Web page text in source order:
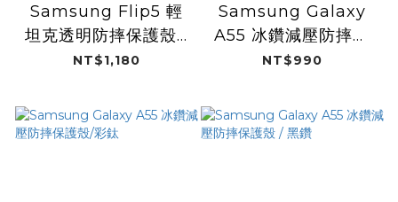
Samsung Flip5 輕
坦克透明防摔保護殼 /
薰紫
NT$1,180
Samsung Galaxy
A55 冰鑽減壓防摔保
護殼/粉鑽
NT$990